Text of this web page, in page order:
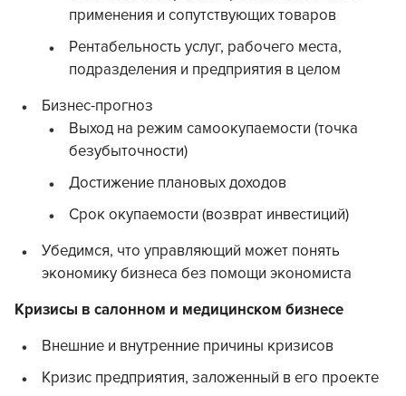
применения и сопутствующих товаров
Рентабельность услуг, рабочего места,
подразделения и предприятия в целом
Бизнес-прогноз
Выход на режим самоокупаемости (точка
безубыточности)
Достижение плановых доходов
Срок окупаемости (возврат инвестиций)
Убедимся, что управляющий может понять
экономику бизнеса без помощи экономиста
Кризисы в салонном и медицинском бизнесе
Внешние и внутренние причины кризисов
Кризис предприятия, заложенный в его проекте